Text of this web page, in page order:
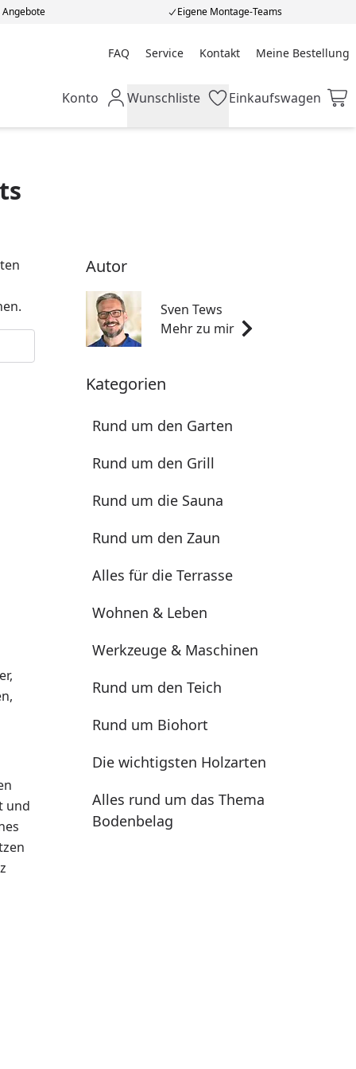
Eigene Montage-Teams
FAQ Service Kontakt Meine Bestellung
Meine Bestellung
Mein Konto
Konto Wunschliste
Wunschliste Einkaufswagen
Einkaufswagen
und
Autor
Sven Tews
Mehr zu mir
Kategorien
Rund um den Garten
Rund um den Grill
Rund um die Sauna
Rund um den Zaun
Alles für die Terrasse
Wohnen & Leben
Werkzeuge & Maschinen
Rund um den Teich
Rund um Biohort
Die wichtigsten Holzarten
Alles rund um das Thema
Bodenbelag